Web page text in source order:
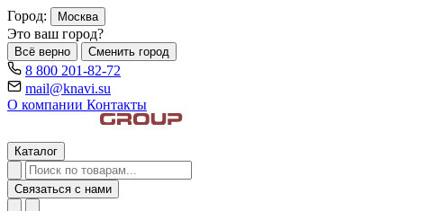
Город: Москва
Это ваш город?
Всё верно Сменить город
8 800 201-82-72
mail@knavi.su
О компании Контакты
Каталог
Связаться с нами